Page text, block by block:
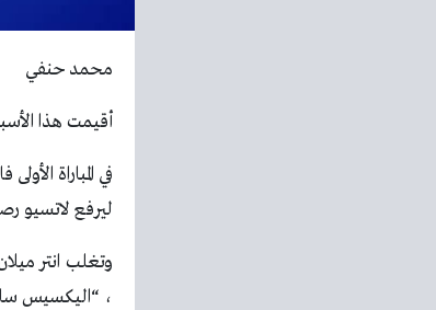
محمد حنفي
أقيمت هذا الأسبوع لقاءات الجولة ٣٠ من بطولة
في المباراة
ليرفع لاتسيو رصيده إلى ٤٦ نقطة في المركز السابع ، بينما تجمد رصيد
وتغلب انتر
، “اليكسيس